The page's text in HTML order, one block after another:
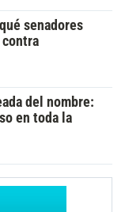
senadores
contra
del nombre:
en toda la